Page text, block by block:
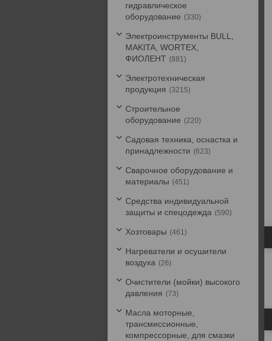
гидравлическое
оборудование
330
Электроинструменты BULL,
MAKITA, WORTEX,
ФИОЛЕНТ
881
Электротехническая
продукция
3215
Строительное
оборудование
220
Садовая техника, оснастка и
принадлежности
623
Сварочное оборудование и
материалы
451
Средства индивидуальной
защиты и спецодежда
590
Хозтовары 461
Нагреватели и осушители
воздуха
26
Очистители (мойки) высокого
давления
73
Масла моторные,
трансмиссионные,
компрессорные, для смазки